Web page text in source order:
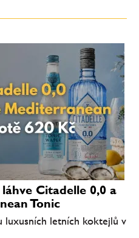
Citadelle 0,0 a
Tonic
letních koktejlů v